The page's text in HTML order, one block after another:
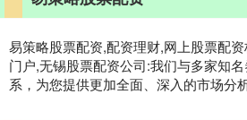
易策略股票配资,配资理财,网上股票配
门户,无锡股票配资公司:我们与多家知
系，为您提供更加全面、深入的市场分